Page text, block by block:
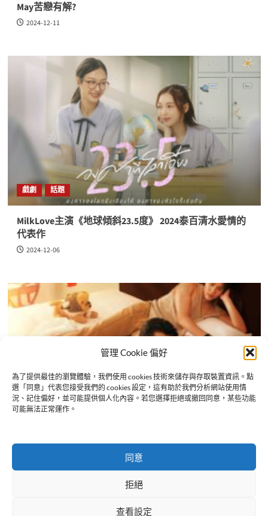
管理 Cookie 偏好
為了提供最佳的瀏覽體驗，我們使用 cookies 技術來儲存與存取裝置資訊。點
選「同意」代表您接受我們的 cookies 設定，這有助於我們分析網站使用情
況、記住偏好，並可能提供個人化內容。若您選擇拒絕或撤回同意，某些功能
可能無法正常運作。
同意
拒絕
查看設定
May苦戀有解?
2024-12-11
戲劇 話題
MilkLove主演《地球傾斜23.5度》 2024泰百清水愛情的
代表作
2024-12-06
《秘密綁架》Ohm新搭Leng 連「心」都被綁走！